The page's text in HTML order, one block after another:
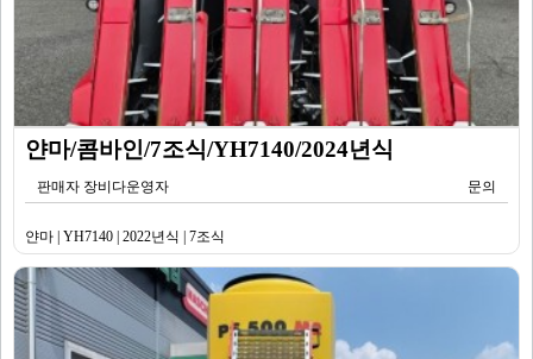
얀마/콤바인/7조식/YH7140/2024년식
판매자 장비다운영자 문의
얀마 | YH7140 | 2022년식 | 7조식